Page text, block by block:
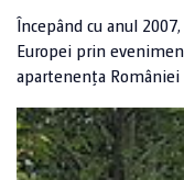
TOI® CAP
DIXI® PLUS
DIXI® B
DIXI®
GARDURI
DOMENII DE
CONSTRUCȚII
CONSTRUCȚII
EVENIMENTE
COMPANIA
TOI TOI & DIXI
ISTORIA
COMENZI
Începând cu anul
Europei prin
apartenența României